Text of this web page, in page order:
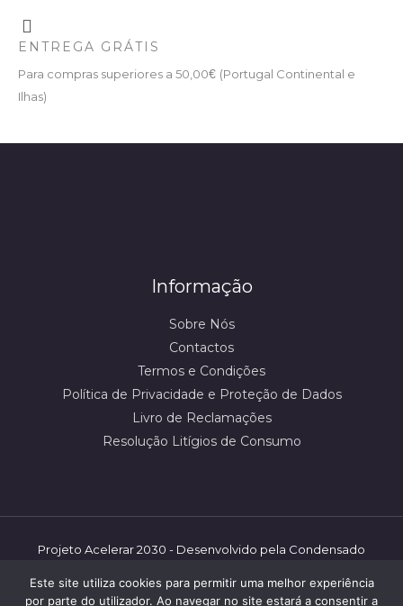
ENTREGA GRÁTIS
Para compras superiores a 50,00€ (Portugal Continental e
Ilhas)
Informação
Sobre Nós
Contactos
Termos e Condições
Política de Privacidade e Proteção de Dados
Livro de Reclamações
Resolução Litígios de Consumo
Projeto Acelerar 2030 - Desenvolvido pela Condensado
direitos reservados.
Este site utiliza cookies para permitir uma melhor experiência
por parte do utilizador. Ao navegar no site estará a consentir a